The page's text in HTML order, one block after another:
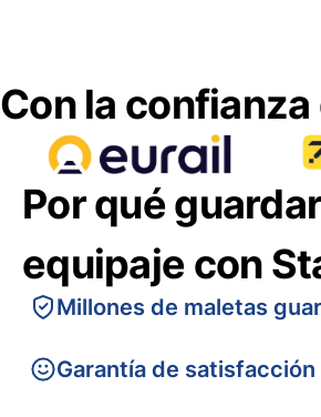
Con la confianza
Por qué
equipaje con
Millones de maletas
Garantía de satisfacción